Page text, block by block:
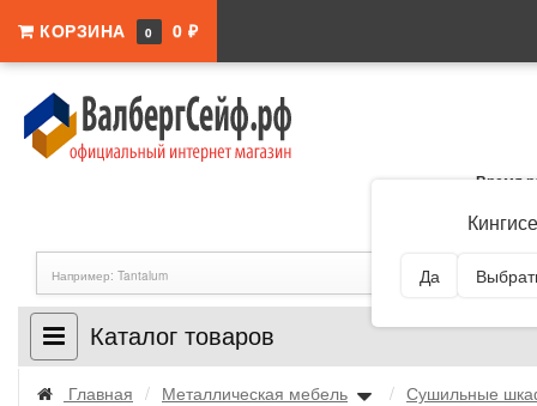
КОРЗИНА 0 0 ₽
Да
Время
Каталог товаров
Главная / Металлическая мебель / Сушильные